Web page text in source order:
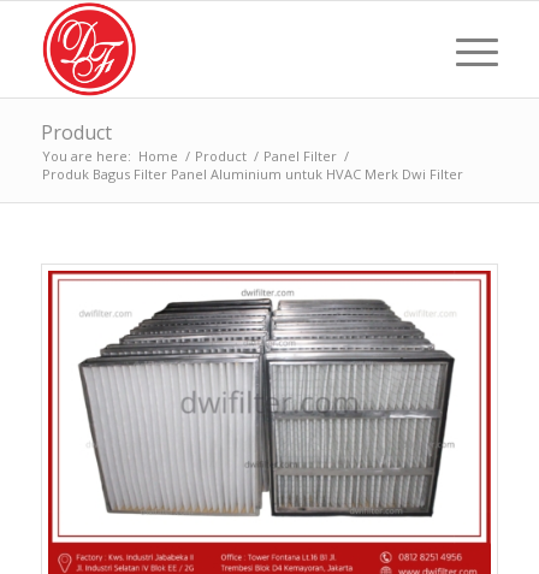
Product
You are here: Home / Product / Panel Filter /
Produk Bagus Filter Panel Aluminium untuk HVAC Merk Dwi Filter